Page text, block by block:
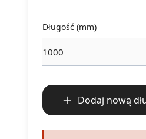
Długość (mm)
Dodaj nową